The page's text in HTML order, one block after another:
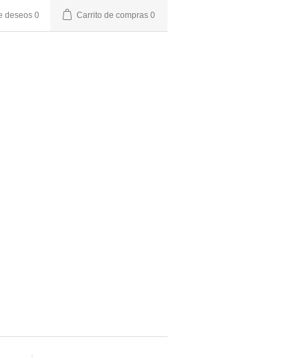
deseos 0 Carrito de compras 0